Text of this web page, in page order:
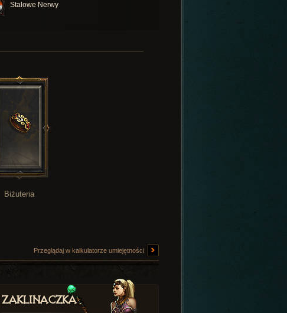
Stalowe Nerwy
Biżuteria
Przeglądaj w kalkulatorze umiejętności
Zaklinaczka